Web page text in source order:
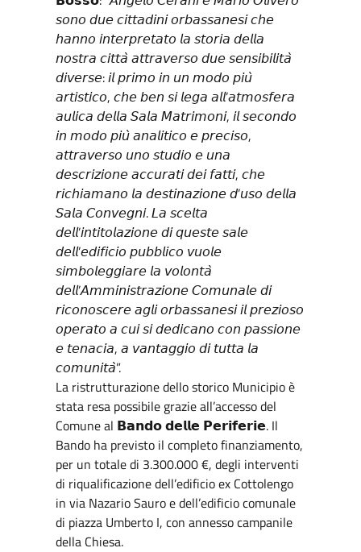
𝘴𝘰𝘯𝘰 𝘥𝘶𝘦 𝘤𝘪𝘵𝘵𝘢𝘥𝘪𝘯𝘪 𝘰𝘳𝘣𝘢𝘴𝘴𝘢𝘯𝘦𝘴𝘪 𝘤𝘩𝘦
𝘩𝘢𝘯𝘯𝘰 𝘪𝘯𝘵𝘦𝘳𝘱𝘳𝘦𝘵𝘢𝘵𝘰 𝘭𝘢 𝘴𝘵𝘰𝘳𝘪𝘢 𝘥𝘦𝘭𝘭𝘢
𝘯𝘰𝘴𝘵𝘳𝘢 𝘤𝘪𝘵𝘵𝘢̀ 𝘢𝘵𝘵𝘳𝘢𝘷𝘦𝘳𝘴𝘰 𝘥𝘶𝘦 𝘴𝘦𝘯𝘴𝘪𝘣𝘪𝘭𝘪𝘵𝘢̀
𝘥𝘪𝘷𝘦𝘳𝘴𝘦: 𝘪𝘭 𝘱𝘳𝘪𝘮𝘰 𝘪𝘯 𝘶𝘯 𝘮𝘰𝘥𝘰 𝘱𝘪𝘶̀
𝘢𝘳𝘵𝘪𝘴𝘵𝘪𝘤𝘰, 𝘤𝘩𝘦 𝘣𝘦𝘯 𝘴𝘪 𝘭𝘦𝘨𝘢 𝘢𝘭𝘭’𝘢𝘵𝘮𝘰𝘴𝘧𝘦𝘳𝘢
𝘢𝘶𝘭𝘪𝘤𝘢 𝘥𝘦𝘭𝘭𝘢 𝘚𝘢𝘭𝘢 𝘔𝘢𝘵𝘳𝘪𝘮𝘰𝘯𝘪, 𝘪𝘭 𝘴𝘦𝘤𝘰𝘯𝘥𝘰
𝘪𝘯 𝘮𝘰𝘥𝘰 𝘱𝘪𝘶̀ 𝘢𝘯𝘢𝘭𝘪𝘵𝘪𝘤𝘰 𝘦 𝘱𝘳𝘦𝘤𝘪𝘴𝘰,
𝘢𝘵𝘵𝘳𝘢𝘷𝘦𝘳𝘴𝘰 𝘶𝘯𝘰 𝘴𝘵𝘶𝘥𝘪𝘰 𝘦 𝘶𝘯𝘢
𝘥𝘦𝘴𝘤𝘳𝘪𝘻𝘪𝘰𝘯𝘦 𝘢𝘤𝘤𝘶𝘳𝘢𝘵𝘪 𝘥𝘦𝘪 𝘧𝘢𝘵𝘵𝘪, 𝘤𝘩𝘦
𝘳𝘪𝘤𝘩𝘪𝘢𝘮𝘢𝘯𝘰 𝘭𝘢 𝘥𝘦𝘴𝘵𝘪𝘯𝘢𝘻𝘪𝘰𝘯𝘦 𝘥’𝘶𝘴𝘰 𝘥𝘦𝘭𝘭𝘢
𝘚𝘢𝘭𝘢 𝘊𝘰𝘯𝘷𝘦𝘨𝘯𝘪. 𝘓𝘢 𝘴𝘤𝘦𝘭𝘵𝘢
𝘥𝘦𝘭𝘭’𝘪𝘯𝘵𝘪𝘵𝘰𝘭𝘢𝘻𝘪𝘰𝘯𝘦 𝘥𝘪 𝘲𝘶𝘦𝘴𝘵𝘦 𝘴𝘢𝘭𝘦
𝘥𝘦𝘭𝘭’𝘦𝘥𝘪𝘧𝘪𝘤𝘪𝘰 𝘱𝘶𝘣𝘣𝘭𝘪𝘤𝘰 𝘷𝘶𝘰𝘭𝘦
𝘴𝘪𝘮𝘣𝘰𝘭𝘦𝘨𝘨𝘪𝘢𝘳𝘦 𝘭𝘢 𝘷𝘰𝘭𝘰𝘯𝘵𝘢̀
𝘥𝘦𝘭𝘭’𝘈𝘮𝘮𝘪𝘯𝘪𝘴𝘵𝘳𝘢𝘻𝘪𝘰𝘯𝘦 𝘊𝘰𝘮𝘶𝘯𝘢𝘭𝘦 𝘥𝘪
𝘳𝘪𝘤𝘰𝘯𝘰𝘴𝘤𝘦𝘳𝘦 𝘢𝘨𝘭𝘪 𝘰𝘳𝘣𝘢𝘴𝘴𝘢𝘯𝘦𝘴𝘪 𝘪𝘭 𝘱𝘳𝘦𝘻𝘪𝘰𝘴𝘰
𝘰𝘱𝘦𝘳𝘢𝘵𝘰 𝘢 𝘤𝘶𝘪 𝘴𝘪 𝘥𝘦𝘥𝘪𝘤𝘢𝘯𝘰 𝘤𝘰𝘯 𝘱𝘢𝘴𝘴𝘪𝘰𝘯𝘦
𝘦 𝘵𝘦𝘯𝘢𝘤𝘪𝘢, 𝘢 𝘷𝘢𝘯𝘵𝘢𝘨𝘨𝘪𝘰 𝘥𝘪 𝘵𝘶𝘵𝘵𝘢 𝘭𝘢
𝘤𝘰𝘮𝘶𝘯𝘪𝘵𝘢̀”.
La ristrutturazione dello storico Municipio è
stata resa possibile grazie all’accesso del
Comune al 𝗕𝗮𝗻𝗱𝗼 𝗱𝗲𝗹𝗹𝗲 𝗣𝗲𝗿𝗶𝗳𝗲𝗿𝗶𝗲. Il
Bando ha previsto il completo finanziamento,
per un totale di 3.300.000 €, degli interventi
di riqualificazione dell’edificio ex Cottolengo
in via Nazario Sauro e dell’edificio comunale
di piazza Umberto I, con annesso campanile
della Chiesa.